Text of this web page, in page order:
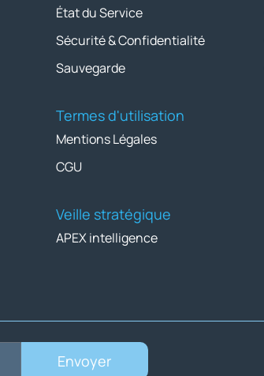
État du Service
Sécurité & Confidentialité
Sauvegarde
Termes d'utilisation
Mentions Légales
CGU
Veille stratégique
APEX intelligence
Envoyer